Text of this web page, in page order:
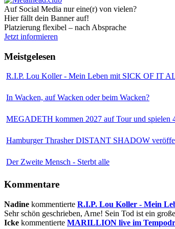
Auf Social Media nur eine(r) von vielen?
Hier fällt dein Banner auf!
Platzierung flexibel – nach Absprache
Jetzt informieren
Meistgelesen
R.I.P. Lou Koller - Mein Leben mit SICK OF IT
In Wacken, auf Wacken oder beim Wacken?
MEGADETH kommen 2027 auf Tour und spielen
Hamburger Thrasher DISTANT SHADOW
Der Zweite Mensch - Sterbt alle
Kommentare
Nadine kommentierte R.I.P. Lou Koller - Mein
Sehr schön geschrieben, Arne! Sein Tod ist ein
Icke kommentierte MARILLION live im